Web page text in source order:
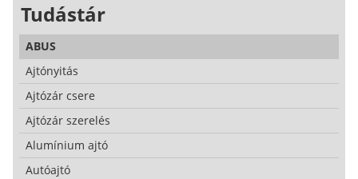
Tudástár
ABUS
Ajtónyitás
Ajtózár csere
Ajtózár szerelés
Alumínium ajtó
Autóajtó